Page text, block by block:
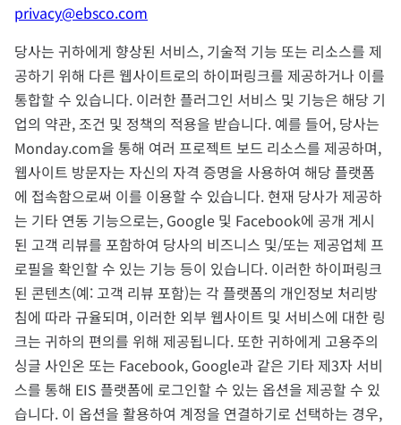
privacy@ebsco.com
당사는 귀하에게 향상된 서비스, 기술적 기능 또는 리소스를 제
공하기 위해 다른 웹사이트로의 하이퍼링크를 제공하거나 이를
통합할 수 있습니다. 이러한 플러그인 서비스 및 기능은 해당 기
업의 약관, 조건 및 정책의 적용을 받습니다. 예를 들어, 당사는
Monday.com을 통해 여러 프로젝트 보드 리소스를 제공하며,
웹사이트 방문자는 자신의 자격 증명을 사용하여 해당 플랫폼
에 접속함으로써 이를 이용할 수 있습니다. 현재 당사가 제공하
는 기타 연동 기능으로는, Google 및 Facebook에 공개 게시
된 고객 리뷰를 포함하여 당사의 비즈니스 및/또는 제공업체 프
로필을 확인할 수 있는 기능 등이 있습니다. 이러한 하이퍼링크
된 콘텐츠(예: 고객 리뷰 포함)는 각 플랫폼의 개인정보 처리방
침에 따라 규율되며, 이러한 외부 웹사이트 및 서비스에 대한 링
크는 귀하의 편의를 위해 제공됩니다. 또한 귀하에게 고용주의
싱글 사인온 또는 Facebook, Google과 같은 기타 제3자 서비
스를 통해 EIS 플랫폼에 로그인할 수 있는 옵션을 제공할 수 있
습니다. 이 옵션을 활용하여 계정을 연결하기로 선택하는 경우,